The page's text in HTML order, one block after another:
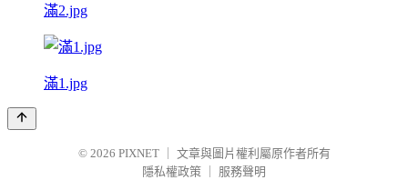
滿2.jpg
滿1.jpg
© 2026 PIXNET
文章與圖片權利屬原作者所有
隱私權政策
服務聲明